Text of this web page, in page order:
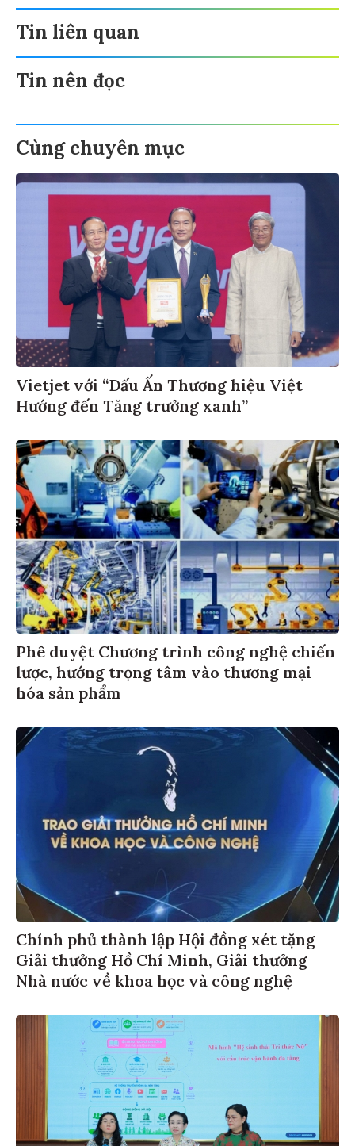
Tin liên quan
Tin nên đọc
Cùng chuyên mục
Vietjet với “Dấu Ấn Thương hiệu Việt
Hướng đến Tăng trưởng xanh”
Phê duyệt Chương trình công nghệ chiến
lược, hướng trọng tâm vào thương mại
hóa sản phẩm
Chính phủ thành lập Hội đồng xét tặng
Giải thưởng Hồ Chí Minh, Giải thưởng
Nhà nước về khoa học và công nghệ